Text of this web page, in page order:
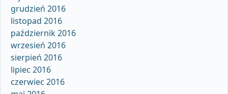
grudzień 2016
listopad 2016
październik 2016
wrzesień 2016
sierpień 2016
lipiec 2016
czerwiec 2016